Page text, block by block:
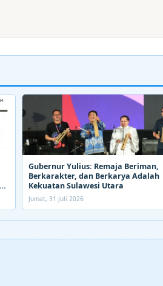
Gubernur Yulius: Remaja Beriman,
Berkarakter, dan Berkarya Adalah
Kekuatan Sulawesi Utara
Jumat, 31 Juli 2026